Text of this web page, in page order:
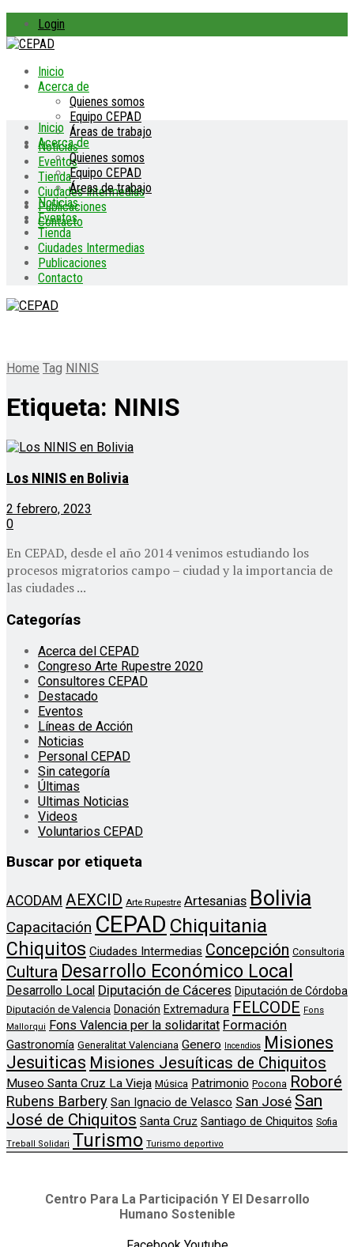
Login
Inicio
Acerca de
Quienes somos
Equipo CEPAD
Áreas de trabajo
Noticias
Eventos
Tienda
Ciudades Intermedias
Publicaciones
Contacto
Inicio
Acerca de
Quienes somos
Equipo CEPAD
Áreas de trabajo
Noticias
Eventos
Tienda
Ciudades Intermedias
Publicaciones
Contacto
Home Tag NINIS
Etiqueta: NINIS
Los NINIS en Bolivia
2 febrero, 2023
0
En CEPAD, desde el año 2014 venimos estudiando los
procesos migratorios campo – ciudad y la importancia de
las ciudades ...
Categorías
Acerca del CEPAD
Congreso Arte Rupestre 2020
Consultores CEPAD
Destacado
Eventos
Líneas de Acción
Noticias
Personal CEPAD
Sin categoría
Últimas
Ultimas Noticias
Videos
Voluntarios CEPAD
Buscar por etiqueta
ACODAM AEXCID Arte Rupestre Artesanias Bolivia
Capacitación CEPAD Chiquitania
Chiquitos Ciudades Intermedias Concepción Consultoria
Cultura Desarrollo Económico Local
Desarrollo Local Diputación de Cáceres Diputación de Córdoba
Diputación de Valencia Donación Extremadura FELCODE Fons
Mallorqui
Fons Valencia per la solidaritat Formación
Gastronomía Generalitat Valenciana Genero Incendios Misiones
Jesuiticas Misiones Jesuíticas de Chiquitos
Museo Santa Cruz La Vieja Música Patrimonio Pocona Roboré
Rubens Barbery San Ignacio de Velasco San José San
José de Chiquitos Santa Cruz Santiago de Chiquitos Sofia
Treball Solidari Turismo Turismo deportivo
Centro Para La Participación Y El Desarrollo
Humano Sostenible